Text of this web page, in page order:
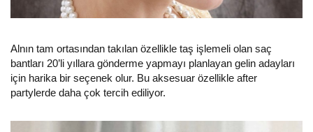
Alnın tam ortasından takılan özellikle taş işlemeli olan saç
bantları 20’li yıllara gönderme yapmayı planlayan gelin adayları
için harika bir seçenek olur. Bu aksesuar özellikle after
partylerde daha çok tercih ediliyor.